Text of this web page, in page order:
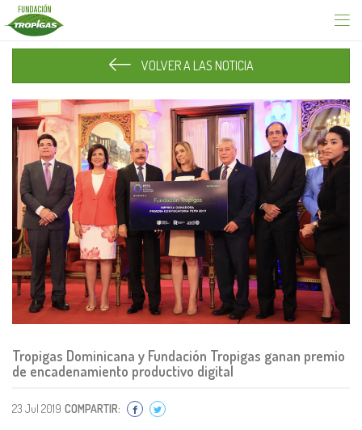
VOLVER A LAS NOTICIA
Tropigas Dominicana y Fundación Tropigas ganan premio
de encadenamiento productivo digital
23 Jul 2019 COMPARTIR: